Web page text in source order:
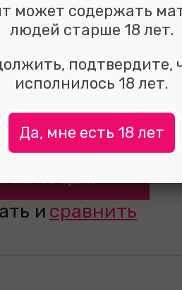
с
14,5
УЗНАТЬ ЦЕНУ
и сравнить
может содержать
людей старше 18 лет.
подтвердите,
исполнилось 18 лет.
Да, мне есть 18 лет